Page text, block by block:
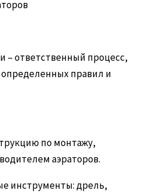
– ответственный процесс,
правил и
по монтажу,
аэраторов.
инструменты: дрель,